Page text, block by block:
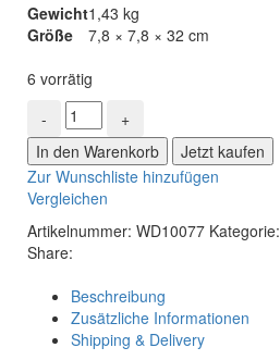
Gewicht1,43 kg
Größe
7,8 × 7,8 × 32 cm
6 vorrätig
In den Warenkorb
Jetzt kaufen
Zur Wunschliste hinzufügen
Vergleichen
Artikelnummer: WD10077 Kategorie:
Share:
Beschreibung
Zusätzliche Informationen
Shipping & Delivery